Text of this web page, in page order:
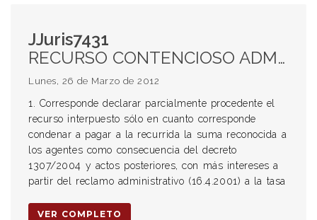
JJuris7431
RECURSO CONTENCIOSO ADMINISTRATIVO. ADMISIBILIDAD. PARCIALMENTE PROCEDENTE. LEY DE EMERGENCIA 11696, ARTS 41 Y 4. IRRETROACTIVIDAD. CONSTITUCIONALIDAD DEL ART 4. CONTEXTO GENERAL DE LA LEY. ADECUACIÓN DE LAS LEYES DE EMERGENCIA A LAS PAUTAS CONSTITUCIONALES. NO VIOLACIÓN AL ART 17 CN. RAZONES DE NECESIDAD. DERECHO DE PROPIEDAD. LIMITACIÓN TEMPORAL. FINALIDAD DE LA LEY 11696. PALIAR GRAVE CRISIS EN LAS FINANZAS PROVINCIALES. RÉGIMEN SALARIAL DE LOS AGENTES DE LOS TRES PODERES DEL ESTADO. DERECHO ADMINISTRATIVO LOCAL. PODERES NO DELEGADOS AL GOBIERNO FEDERAL. NORMA NO SUBORDINADA AL CC EN MATERIA DE IRRETROACTIVIDAD.
Lunes, 26 de Marzo de 2012
1. Corresponde declarar parcialmente procedente el
recurso interpuesto sólo en cuanto corresponde
condenar a pagar a la recurrida la suma reconocida a
los agentes como consecuencia del decreto
1307/2004 y actos posteriores, con más intereses a
partir del reclamo administrativo (16.4.2001) a la tasa
VER COMPLETO